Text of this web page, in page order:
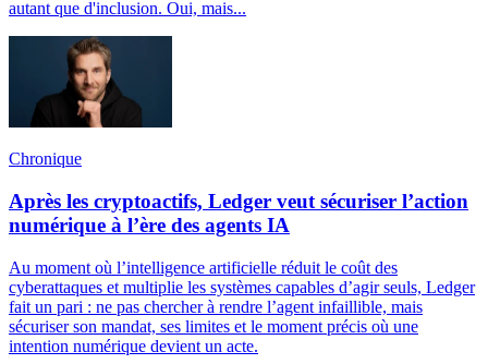
autant que d'inclusion. Oui, mais...
Chronique
Après les cryptoactifs, Ledger veut sécuriser l’action
numérique à l’ère des agents IA
Au moment où l’intelligence artificielle réduit le coût des
cyberattaques et multiplie les systèmes capables d’agir seuls, Ledger
fait un pari : ne pas chercher à rendre l’agent infaillible, mais
sécuriser son mandat, ses limites et le moment précis où une
intention numérique devient un acte.